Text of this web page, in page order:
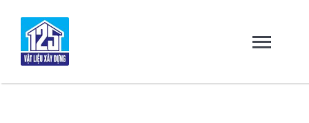
content